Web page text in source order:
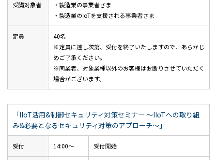
受講対象者
・製造業の事業者さま
・製造業のIoTを支援される事業者さま
定員
40名
※定員に達し次第、受付を終了いたしますので、あらかじ
めご了承ください。
※同業者、対象業種以外のお客様はお断りさせていただく
場合がございます。
「IIoT活用&制御セキュリティ対策セミナー ～IIoTへの取り組
み&必要となるセキュリティ対策のアプローチ～」
受付 14:00～ 受付開始